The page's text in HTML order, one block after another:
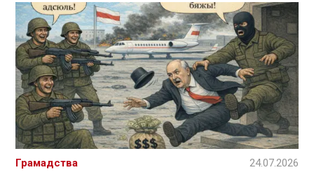
Грамадства 24.07.2026